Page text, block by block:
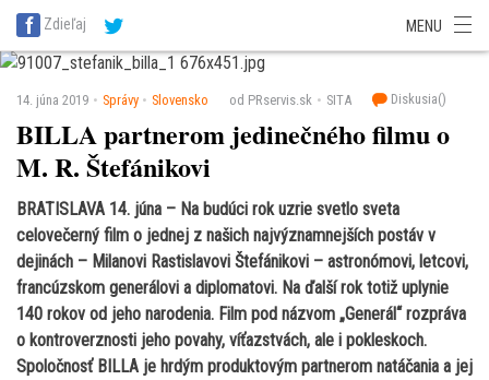
SITA Energetika
SITA Potravinárstvo
Zdieľaj MENU
14. júna 2019 Správy Slovensko od PRservis.sk SITA Diskusia()
BILLA partnerom jedinečného filmu o
M. R. Štefánikovi
BRATISLAVA 14. júna – Na budúci rok uzrie svetlo sveta
celovečerný film o jednej z našich najvýznamnejších postáv v
dejinách – Milanovi Rastislavovi Štefánikovi – astronómovi, letcovi,
francúzskom generálovi a diplomatovi. Na ďalší rok totiž uplynie
140 rokov od jeho narodenia. Film pod názvom „Generál“ rozpráva
o kontroverznosti jeho povahy, víťazstvách, ale i pokleskoch.
Spoločnosť BILLA je hrdým produktovým partnerom natáčania a jej